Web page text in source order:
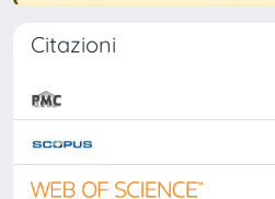
Citazioni